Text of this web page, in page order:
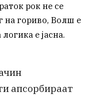
рок не се
на гориво, Волш е
е јасна.
апсорбираат